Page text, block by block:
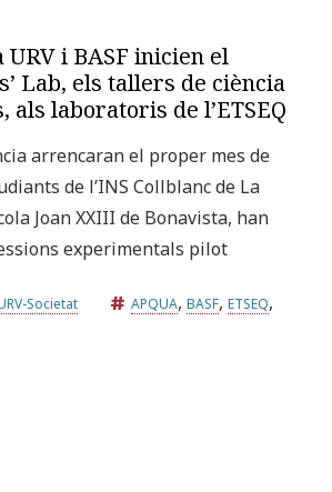
URV i BASF inicien el
Lab, els tallers de ciència
als laboratoris de l’ETSEQ
arrencaran el proper mes de
de l’INS Collblanc de La
Joan XXIII de Bonavista, han
experimentals pilot
Societat APQUA, BASF, ETSEQ,